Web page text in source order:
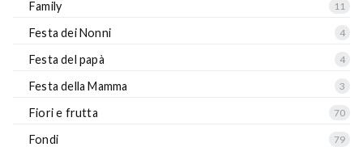
Family 11
Festa dei Nonni 4
Festa del papà 4
Festa della Mamma 3
Fiori e frutta 70
Fondi 79